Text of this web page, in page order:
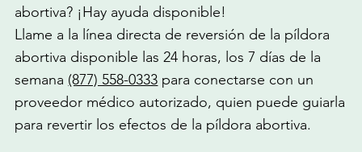
abortiva? ¡Hay ayuda disponible!
Llame a la línea directa de reversión de la píldora
abortiva disponible las 24 horas, los 7 días de la
semana (877) 558-0333 para conectarse con un
proveedor médico autorizado, quien puede guiarla
para revertir los efectos de la píldora abortiva.